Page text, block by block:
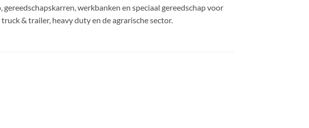
werkbanken en speciaal gereedschap voor
& trailer, heavy duty en de agrarische sector.